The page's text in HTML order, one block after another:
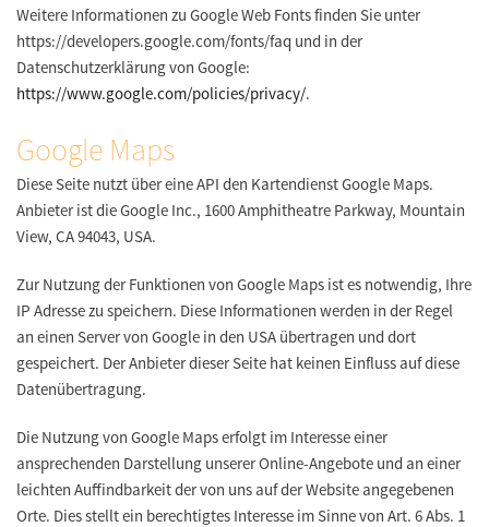
Weitere Informationen zu Google Web Fonts finden Sie unter
https://developers.google.com/fonts/faq und in der
Datenschutzerklärung von Google:
https://www.google.com/policies/privacy/.
Google Maps
Diese Seite nutzt über eine API den Kartendienst Google Maps.
Anbieter ist die Google Inc., 1600 Amphitheatre Parkway, Mountain
View, CA 94043, USA.
Zur Nutzung der Funktionen von Google Maps ist es notwendig, Ihre
IP Adresse zu speichern. Diese Informationen werden in der Regel
an einen Server von Google in den USA übertragen und dort
gespeichert. Der Anbieter dieser Seite hat keinen Einfluss auf diese
Datenübertragung.
Die Nutzung von Google Maps erfolgt im Interesse einer
ansprechenden Darstellung unserer Online-Angebote und an einer
leichten Auffindbarkeit der von uns auf der Website angegebenen
Orte. Dies stellt ein berechtigtes Interesse im Sinne von Art. 6 Abs. 1